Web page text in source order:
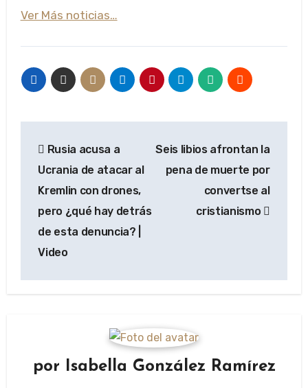
Ver Más noticias…
de
entradas
Rusia acusa a
Ucrania de atacar al
Kremlin con drones,
pero ¿qué hay detrás
de esta denuncia? |
Video
Seis libios afrontan la
pena de muerte por
convertse al
cristianismo
por Isabella González Ramírez